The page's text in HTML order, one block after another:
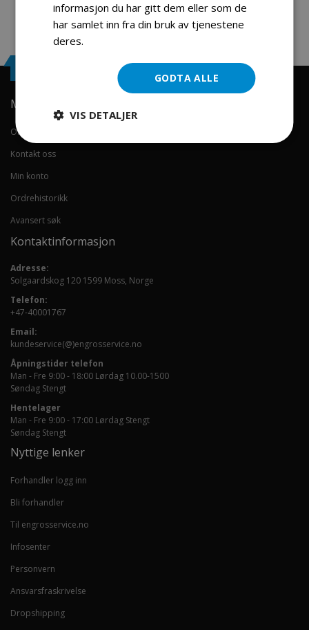
Min konto
Om oss
Kontakt oss
Min konto
Ordrehistorikk
Avansert søk
Kontaktinformasjon
Adresse:
Solgaardskog 120 1599 Moss, Norge
Telefon:
+47-40001767
Email:
kundeservice(@)engrosservice.no
Åpningstider telefon
Man - Fre 9:00 - 18:00 Lørdag 10.00-1500
Søndag Stengt
Hentelager
Man - Fre 9:00 - 17:00 Lørdag Stengt
Søndag Stengt
Nyttige lenker
Forhandler logg inn
Bli forhandler
Til engrosservice.no
Infosenter
Personvern
Ansvarsfraskrivelse
Dropshipping
informasjon du har gitt dem eller som de
har samlet inn fra din bruk av tjenestene
deres.
GODTA ALLE
VIS DETALJER